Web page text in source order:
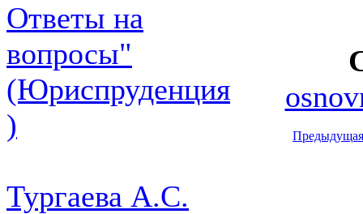
Ответы на
вопросы"
(Юриспруденция
)
Тургаева А.С.
Предыдущая